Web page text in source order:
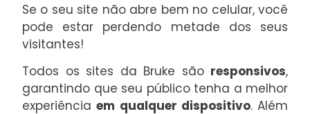
Se o seu site não abre bem no celular, você
pode estar perdendo metade dos seus
visitantes!
Todos os sites da Bruke são responsivos,
garantindo que seu público tenha a melhor
experiênciaem qualquer dispositivo. Além